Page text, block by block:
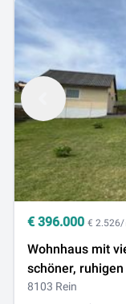
€ 396.000 € 2.526/
Wohnhaus mit
schöner,
8103 Rein